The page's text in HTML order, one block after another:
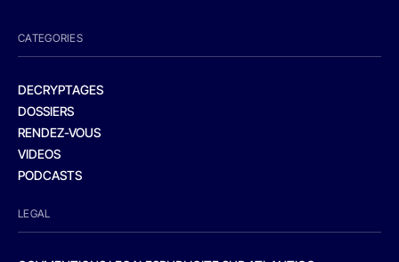
CATEGORIES
DECRYPTAGES
DOSSIERS
RENDEZ-VOUS
VIDEOS
PODCASTS
LEGAL